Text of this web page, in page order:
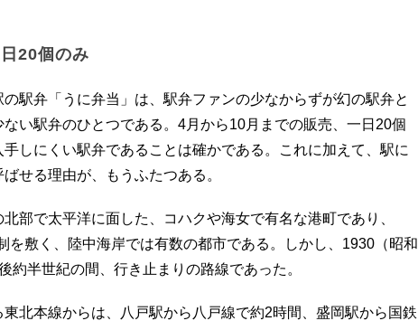
20個のみ
駅弁「うに弁当」は、駅弁ファンの少なからずが幻の駅弁と
い駅弁のひとつである。4月から10月までの販売、一日20個
しにくい駅弁であることは確かである。これに加えて、駅に
せる理由が、もうふたつある。
部で太平洋に面した、コハクや海女で有名な港町であり、
を敷く、陸中海岸では有数の都市である。しかし、1930（昭和
約半世紀の間、行き止まりの路線であった。
北本線からは、八戸駅から八戸線で約2時間、盛岡駅から国鉄